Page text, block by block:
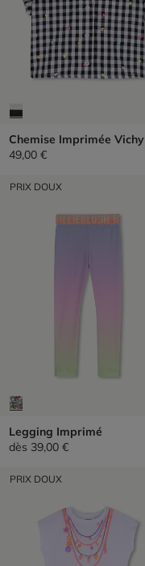
Chemise Imprimée Vichy
49,00 €
PRIX DOUX
Legging Imprimé
dès 39,00 €
PRIX DOUX